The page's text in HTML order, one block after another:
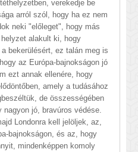
verekedje be
arról szól, hogy ha ez nem
neki "előleget", hogy más
alakult ki, hogy
bekerülésért, ez talán meg is
az Európa-bajnokságon jó
ezt annak ellenére, hogy
amely a tudásához
de összességében
jó, bravúros védése.
Londonra kell jelöljek, az,
bajnokságon, és az, hogy
mindenképpen komoly